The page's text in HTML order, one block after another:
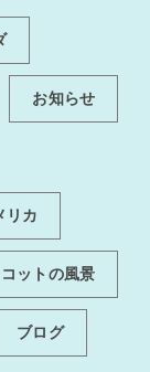
お知らせ
リカ
ットの風景
ブログ